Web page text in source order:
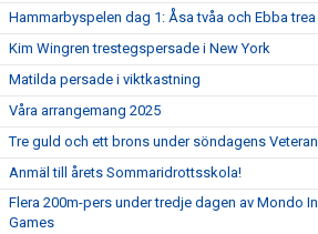
Hammarbyspelen dag 1: Åsa tvåa och Ebba
Kim Wingren trestegspersade i New York
Matilda persade i viktkastning
Våra arrangemang 2025
Tre guld och ett brons under söndagens
Anmäl till årets Sommaridrottsskola!
Flera 200m-pers under tredje dagen av Mondo
Games